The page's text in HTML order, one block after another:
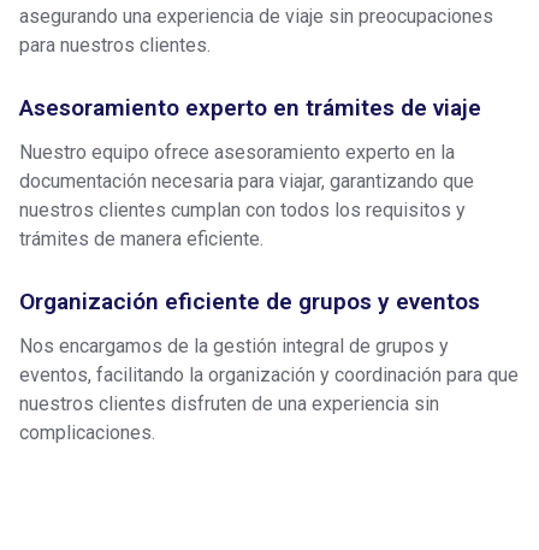
asegurando una experiencia de viaje sin preocupaciones
para nuestros clientes.
Asesoramiento experto en trámites de viaje
Nuestro equipo ofrece asesoramiento experto en la
documentación necesaria para viajar, garantizando que
nuestros clientes cumplan con todos los requisitos y
trámites de manera eficiente.
Organización eficiente de grupos y eventos
Nos encargamos de la gestión integral de grupos y
eventos, facilitando la organización y coordinación para que
nuestros clientes disfruten de una experiencia sin
complicaciones.